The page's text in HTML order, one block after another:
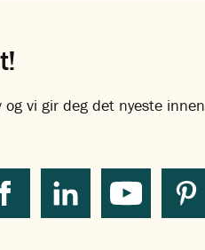
vi gir deg det nyeste innen